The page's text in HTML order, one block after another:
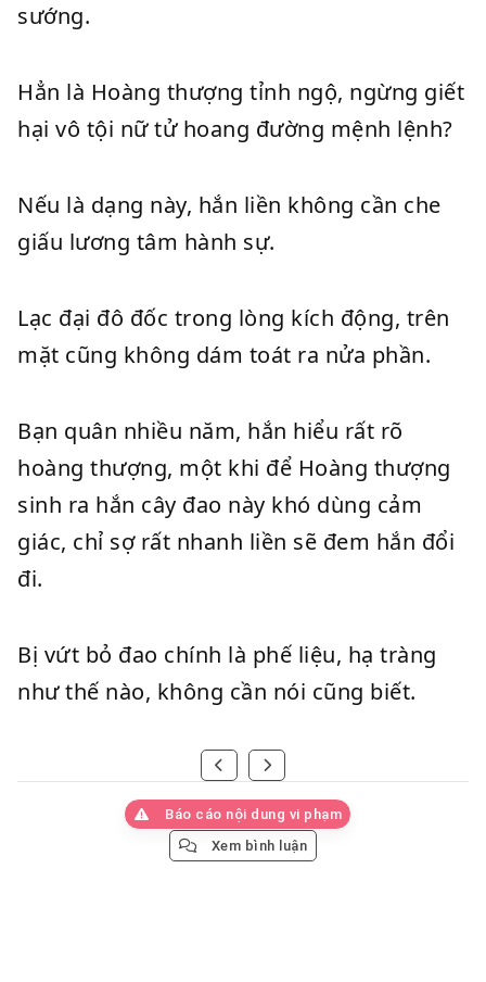
sướng.
Hẳn là Hoàng thượng tỉnh ngộ, ngừng giết
hại vô tội nữ tử hoang đường mệnh lệnh?
Nếu là dạng này, hắn liền không cần che
giấu lương tâm hành sự.
Lạc đại đô đốc trong lòng kích động, trên
mặt cũng không dám toát ra nửa phần.
Bạn quân nhiều năm, hắn hiểu rất rõ
hoàng thượng, một khi để Hoàng thượng
sinh ra hắn cây đao này khó dùng cảm
giác, chỉ sợ rất nhanh liền sẽ đem hắn đổi
đi.
Bị vứt bỏ đao chính là phế liệu, hạ tràng
như thế nào, không cần nói cũng biết.
Báo cáo nội dung vi phạm
Xem bình luận